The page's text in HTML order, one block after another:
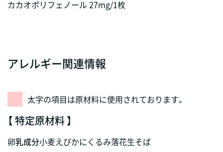
カカオポリフェノール 27mg/1枚
アレルギー関連情報
太字の項目は原材料に使用されております。
【 特定原材料 】
卵乳成分小麦えびかにくるみ落花生そば